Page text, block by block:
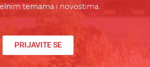
temama i novostima.
PRIJAVITE SE